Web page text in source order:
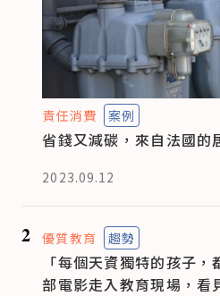
責任消費 案例
省錢又減碳，來自法國的
2023.09.12
2 優質教育 趨勢
「每個天資獨特的孩子
部電影走入教育現場，看